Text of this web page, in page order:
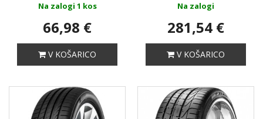
Na zalogi 1 kos
66,98 €
V KOŠARICO
Na zalogi
281,54 €
V KOŠARICO